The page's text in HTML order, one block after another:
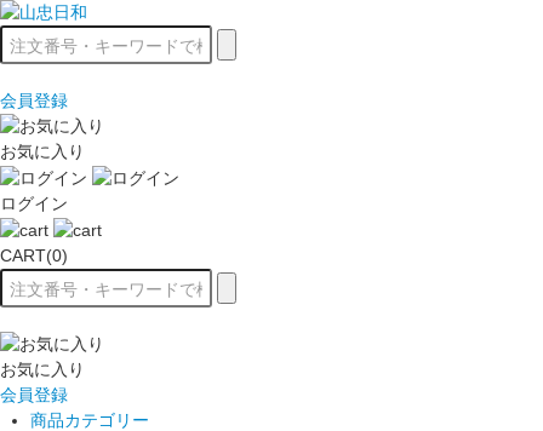
会員登録
お気に入り
ログイン
CART(0)
お気に入り
会員登録
商品カテゴリー